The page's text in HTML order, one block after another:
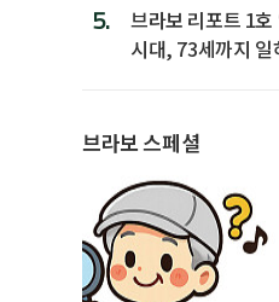
5.
브라보 리포트 1호
시대, 73세까지 일
브라보 스페셜